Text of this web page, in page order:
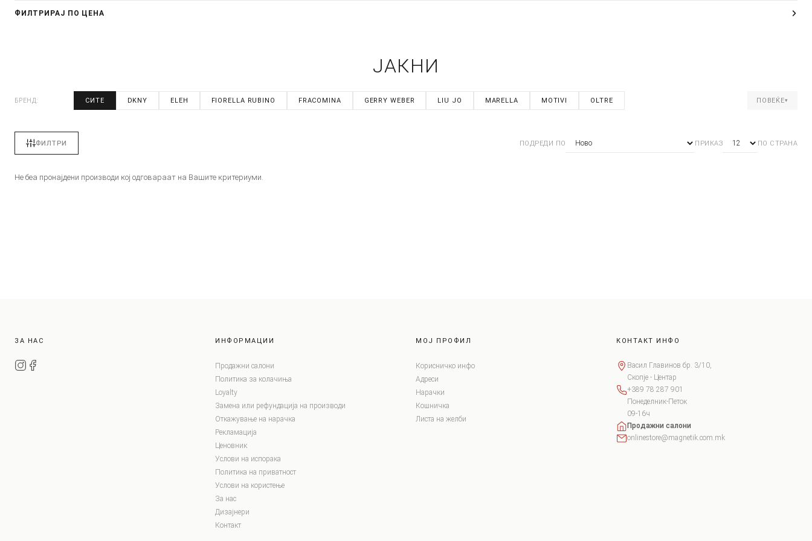
ФИЛТРИРАЈ ПО ЦЕНА
ЈАКНИ
БРЕНД: СИТЕ DKNY ELEH FIORELLA RUBINO FRACOMINA GERRY WEBER LIU JO MARELLA MOTIVI OLTRE ПОВЕЌЕ▾
ФИЛТРИ ПОДРЕДИ ПО ПРИКАЗ ПО СТРАНА
Не беа пронајдени производи кој одговараат на Вашите критериуми.
ЗА НАС ИНФОРМАЦИИ
Продажни салони
Политика за колачиња
Loyalty
Замена или рефундација на производи
Откажување на нарачка
Рекламација
Ценовник
Услови на испорака
Политика на приватност
Услови на користење
За нас
Дизајнери
Контакт
МОЈ ПРОФИЛ
Корисничко инфо
Адреси
Нарачки
Кошничка
Листа на желби
КОНТАКТ ИНФО
Васил Главинов бр. 3/10,
Скопје - Центар
+389 78 287 901
Понеделник-Петок
09-16ч
Продажни салони
onlinestore@magnetik.com.mk